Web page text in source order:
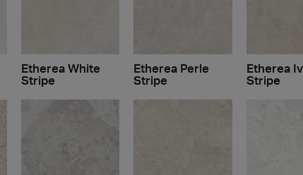
Etherea White
Stripe
Etherea Perle
Stripe
Etherea
Stripe